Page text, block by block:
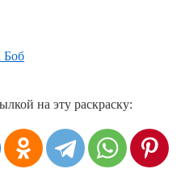
Боб
на эту раскраску: